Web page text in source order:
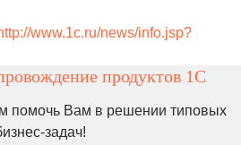
www.1c.ru/news/info.jsp?
продуктов 1C
помочь Вам в решении типовых
задач!